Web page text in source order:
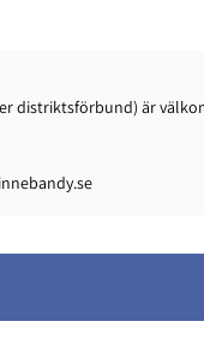
distriktsförbund) är